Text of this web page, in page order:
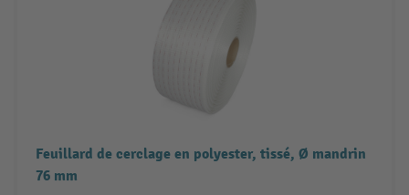
Feuillard de cerclage en polyester, tissé, Ø mandrin
76 mm